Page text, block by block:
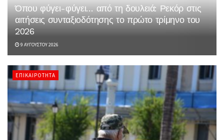
Όπου φύγει-φύγει… από τη δουλειά: Ρεκόρ στις
αιτήσεις συνταξιοδότησης το πρώτο τρίμηνο του
2026
9 ΑΥΓΟΎΣΤΟΥ 2026
ΕΠΙΚΑΙΡΌΤΗΤΑ